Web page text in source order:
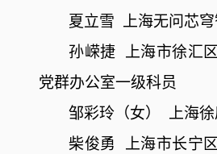
夏立雪
上海无问芯
孙嵘捷
上海市徐汇
党群办公室一级科员
邹彩玲（女）
上海
柴俊勇
上海市长宁